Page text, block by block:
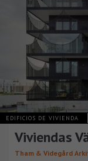
EDIFICIOS DE VIVIENDA
Viviendas
Tham & Videgård